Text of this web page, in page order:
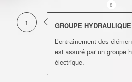
1
2
3
4
5
6
7
8
1
GROUPE HYDRAULIQUE
L’entraînement des
est assuré par un groupe
électrique.